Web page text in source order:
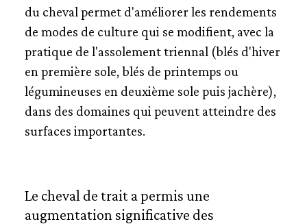
LA GUERRE
LA CHASSE À CHEVAL
LA SÉCURITÉ
LE SPORT
du cheval permet d'améliorer les rendements
de modes de culture qui se modifient, avec la
pratique de l'assolement triennal (blés d'hiver
en première sole, blés de printemps ou
légumineuses en deuxième sole puis jachère),
dans des domaines qui peuvent atteindre des
surfaces importantes.
Le cheval de trait a permis une
augmentation significative des